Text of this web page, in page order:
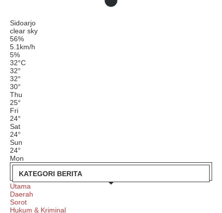
Sidoarjo
clear sky
56%
5.1km/h
5%
32°C
32°
32°
30°
Thu
25°
Fri
24°
Sat
24°
Sun
24°
Mon
KATEGORI BERITA
Utama
Daerah
Sorot
Hukum & Kriminal